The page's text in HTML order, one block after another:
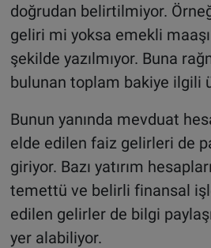
doğrudan belirtilmiyor.
geliri mi yoksa emekli maaşı
şekilde yazılmıyor. Buna
bulunan toplam bakiye ilgili
Bunun yanında mevduat
elde edilen faiz gelirleri de
giriyor. Bazı yatırım
temettü ve belirli finansal
edilen gelirler de bilgi
yer alabiliyor.